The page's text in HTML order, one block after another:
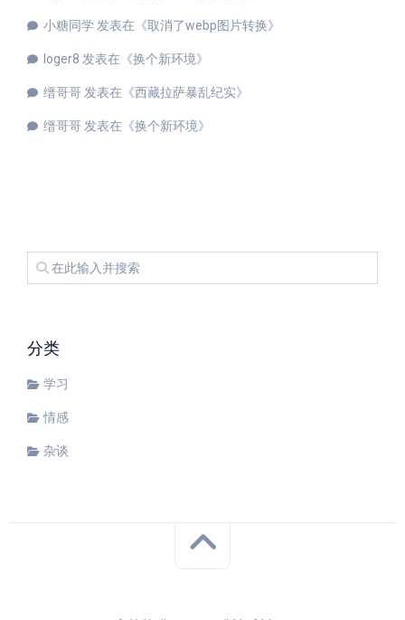
小糖同学 发表在《取消了webp图片转换》
loger8 发表在《换个新环境》
缙哥哥 发表在《西藏拉萨暴乱纪实》
缙哥哥 发表在《换个新环境》
分类
学习
情感
杂谈